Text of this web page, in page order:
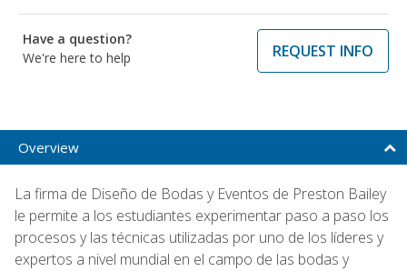
Have a question?
We're here to help
REQUEST INFO
Overview
La firma de Diseño de Bodas y Eventos de Preston Bailey
le permite a los estudiantes experimentar paso a paso los
procesos y las técnicas utilizadas por uno de los líderes y
expertos a nivel mundial en el campo de las bodas y